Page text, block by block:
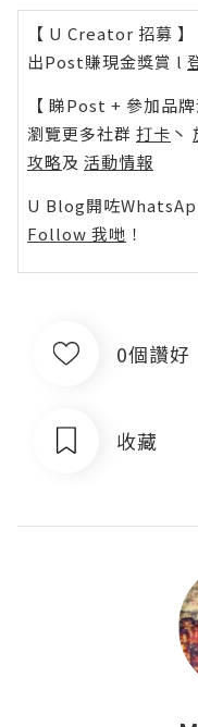
【 U Creator 招募 】
出Post賺現金獎賞 l
【 睇Post + 參加品牌
瀏覽更多社群 打卡 丶
攻略及 活動情報
U Blog開咗
Follow 我哋 ！
0個讚好
收藏